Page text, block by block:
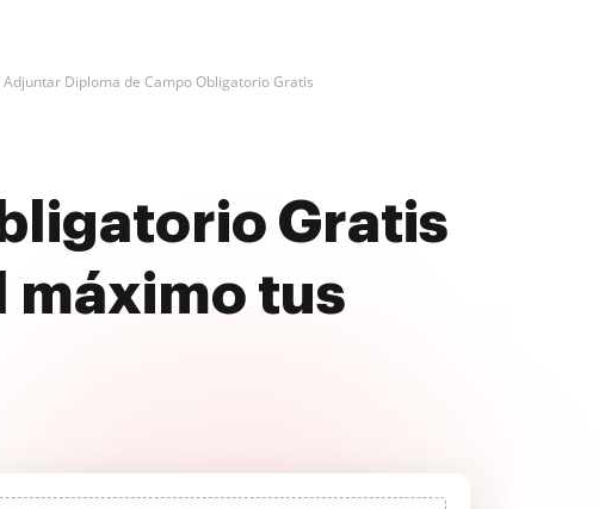
Adjuntar Diploma de Campo Obligatorio Gratis
Gratis
máximo tus